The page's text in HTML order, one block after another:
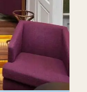
de tarifas,
un caso